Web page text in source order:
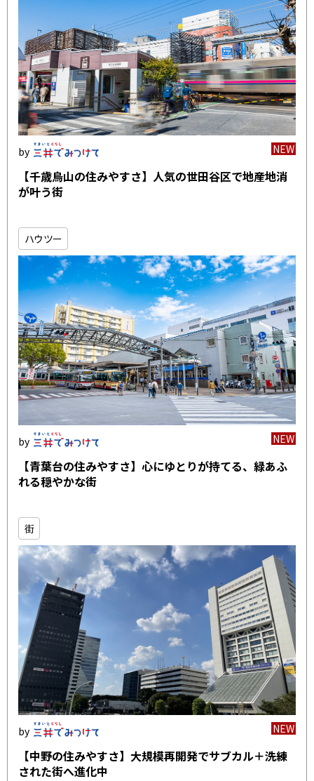
NEW
【千歳烏山の住みやすさ】人気の世田谷区で地産地消
が叶う街
ハウツー
NEW
【青葉台の住みやすさ】心にゆとりが持てる、緑あふ
れる穏やかな街
街
NEW
【中野の住みやすさ】大規模再開発でサブカル＋洗練
された街へ進化中